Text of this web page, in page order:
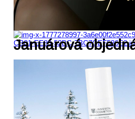
predaj
galéria
videogaléria
certifikáty
zákaznícka
Januárová